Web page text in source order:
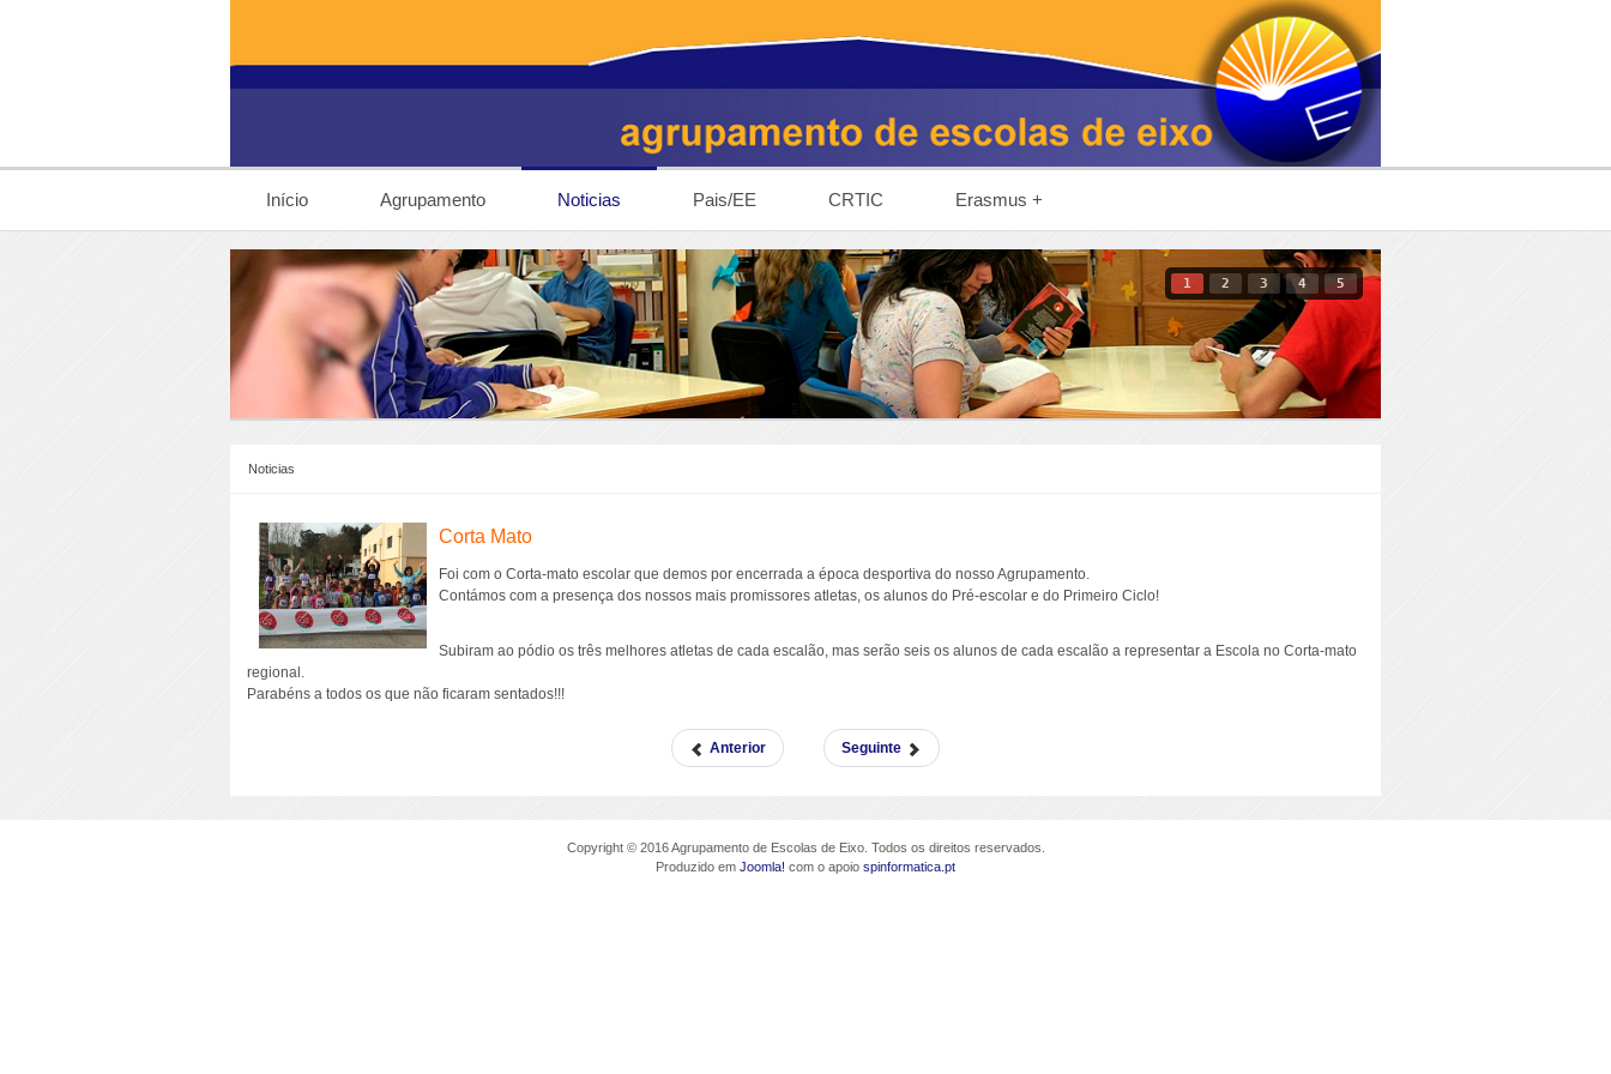
Início Agrupamento Noticias Pais/EE CRTIC Erasmus +
1 2 3 4 5
Noticias
Corta Mato
Foi com o Corta-mato escolar que demos por encerrada a época desportiva do nosso Agrupamento.
Contámos com a presença dos nossos mais promissores atletas, os alunos do Pré-escolar e do Primeiro Ciclo!
Subiram ao pódio os três melhores atletas de cada escalão, mas serão seis os alunos de cada escalão a representar a Escola no Corta-mato
regional.
Parabéns a todos os que não ficaram sentados!!!
Anterior Seguinte
Copyright © 2016 Agrupamento de Escolas de Eixo. Todos os direitos reservados.
Produzido em Joomla! com o apoio spinformatica.pt